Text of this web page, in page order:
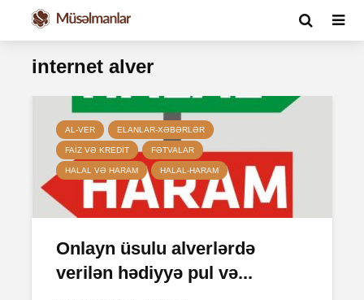
internet alver
AL-VER ELANLAR-XƏBƏRLƏR
FAIZ VƏ KREDIT FƏTVALAR
HALAL VƏ HARAM HALAL-HARAM
Onlayn üsulu alverlərdə
verilən hədiyyə pul və...